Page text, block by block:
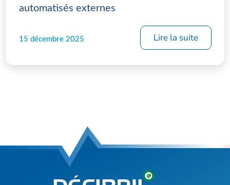
automatisés externes
15 décembre 2025 Lire la suite